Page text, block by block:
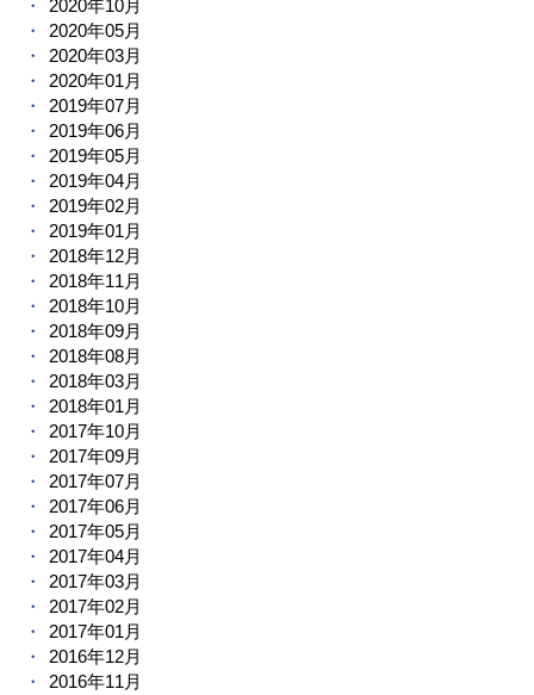
2020年10月
2020年05月
2020年03月
2020年01月
2019年07月
2019年06月
2019年05月
2019年04月
2019年02月
2019年01月
2018年12月
2018年11月
2018年10月
2018年09月
2018年08月
2018年03月
2018年01月
2017年10月
2017年09月
2017年07月
2017年06月
2017年05月
2017年04月
2017年03月
2017年02月
2017年01月
2016年12月
2016年11月